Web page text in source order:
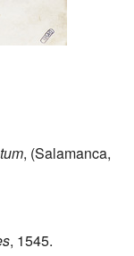
, (Salamanca,
, 1545.